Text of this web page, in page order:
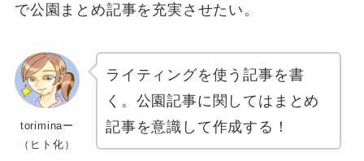
で公園まとめ記事を充実させたい。
toriminaー
（ヒト化）
ライティングを使う記事を書
く。公園記事に関してはまとめ
記事を意識して作成する！